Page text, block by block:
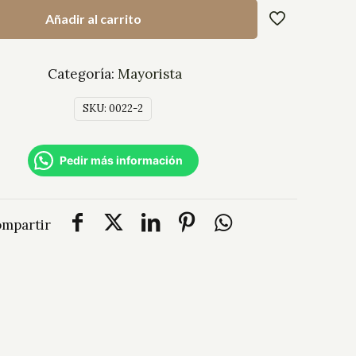
Añadir al carrito
SKU: 0022-2
Categoría: Mayorista
Pedir más información